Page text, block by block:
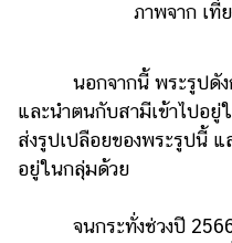
ภาพจาก เที่
นอกจากนี้ พระรูปดังกล่
และนำตนกับสามีเข้าไปอยู่
ส่งรูปเปลือยของพระรูปนี้
อยู่ในกลุ่มด้วย
จนกระทั่งช่วงปี 2566